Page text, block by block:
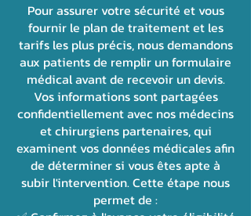
Pour assurer votre sécurité et vous
fournir le plan de traitement et les
tarifs les plus précis, nous demandons
aux patients de remplir un formulaire
médical avant de recevoir un devis.
Vos informations sont partagées
confidentiellement avec nos médecins
et chirurgiens partenaires, qui
examinent vos données médicales afin
de déterminer si vous êtes apte à
subir l'intervention. Cette étape nous
permet de :